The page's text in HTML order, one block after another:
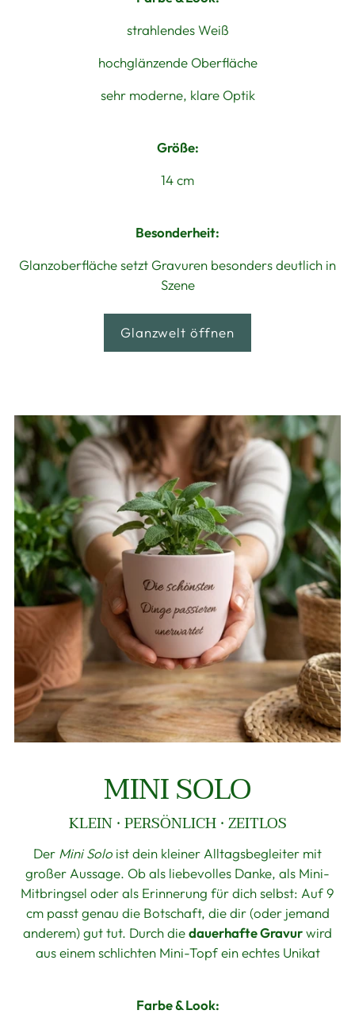
strahlendes Weiß
hochglänzende Oberfläche
sehr moderne, klare Optik
Größe:
14 cm
Besonderheit:
Glanzoberfläche setzt Gravuren besonders deutlich in
Szene
Glanzwelt öffnen
MINI SOLO
KLEIN · PERSÖNLICH · ZEITLOS
Der Mini Solo ist dein kleiner Alltagsbegleiter mit
großer Aussage. Ob als liebevolles Danke, als Mini-
Mitbringsel oder als Erinnerung für dich selbst: Auf 9
cm passt genau die Botschaft, die dir (oder jemand
anderem) gut tut. Durch diedauerhafte Gravurwird
aus einem schlichten Mini-Topf ein echtes Unikat
Farbe & Look: